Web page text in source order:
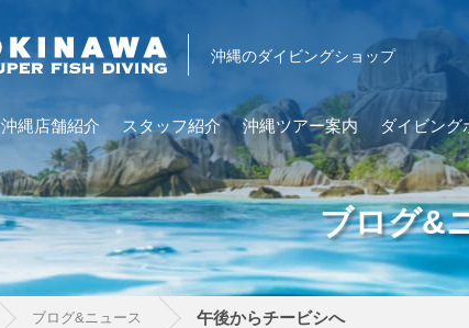
沖縄のダイビングショップ
ブログ&
沖縄店舗紹介 スタッフ紹介 沖縄ツアー案内 ダイビング
ブログ&ニュース 午後からチービシへ